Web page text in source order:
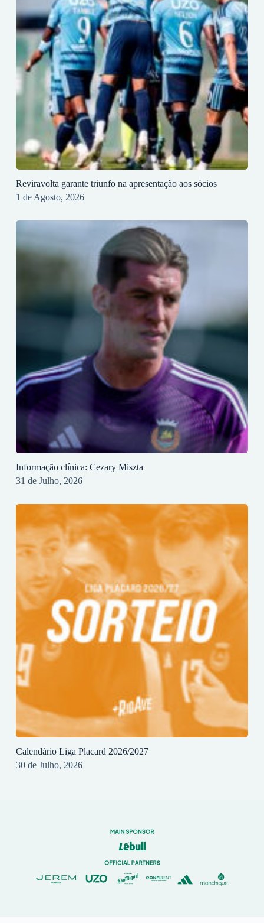
Reviravolta garante triunfo na apresentação aos sócios
1 de Agosto, 2026
Informação clínica: Cezary Miszta
31 de Julho, 2026
Calendário Liga Placard 2026/2027
30 de Julho, 2026